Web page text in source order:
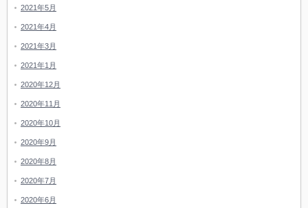
2021年5月
2021年4月
2021年3月
2021年1月
2020年12月
2020年11月
2020年10月
2020年9月
2020年8月
2020年7月
2020年6月